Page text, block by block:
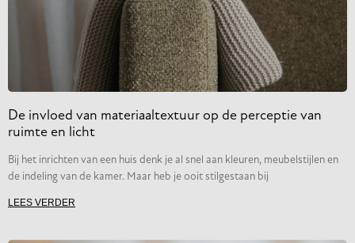
De invloed van materiaaltextuur op de perceptie van
ruimte en licht
Bij het inrichten van een huis denk je al snel aan kleuren, meubelstijlen en
de indeling van de kamer. Maar heb je ooit stilgestaan bij
LEES VERDER